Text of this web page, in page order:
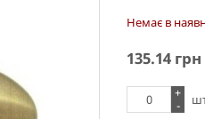
Немає в
135.14 грн
+
-